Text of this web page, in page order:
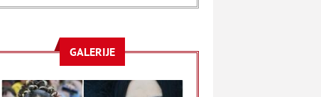
GALERIJE